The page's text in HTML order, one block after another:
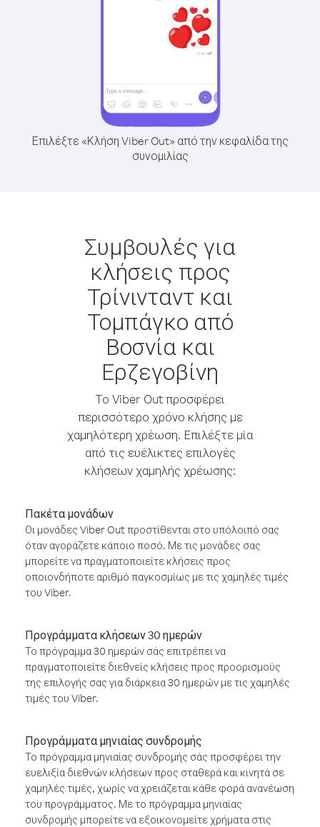
Επιλέξτε «Κλήση Viber Out» από την κεφαλίδα της
συνομιλίας
Συμβουλές για
κλήσεις προς
Τρίνινταντ και
Τομπάγκο από
Βοσνία και
Ερζεγοβίνη
Το Viber Out προσφέρει
περισσότερο χρόνο κλήσης με
χαμηλότερη χρέωση. Επιλέξτε μία
από τις ευέλικτες επιλογές
κλήσεων χαμηλής χρέωσης:
Πακέτα μονάδων
Οι μονάδες Viber Out προστίθενται στο υπόλοιπό σας
όταν αγοράζετε κάποιο ποσό. Με τις μονάδες σας
μπορείτε να πραγματοποιείτε κλήσεις προς
οποιονδήποτε αριθμό παγκοσμίως με τις χαμηλές τιμές
του Viber.
Προγράμματα κλήσεων 30 ημερών
Το πρόγραμμα 30 ημερών σάς επιτρέπει να
πραγματοποιείτε διεθνείς κλήσεις προς προορισμούς
της επιλογής σας για διάρκεια 30 ημερών με τις χαμηλές
τιμές του Viber.
Προγράμματα μηνιαίας συνδρομής
Το πρόγραμμα μηνιαίας συνδρομής σάς προσφέρει την
ευελιξία διεθνών κλήσεων προς σταθερά και κινητά σε
χαμηλές τιμές, χωρίς να χρειάζεται κάθε φορά ανανέωση
του προγράμματος. Με το πρόγραμμα μηνιαίας
συνδρομής μπορείτε να εξοικονομείτε χρήματα στις